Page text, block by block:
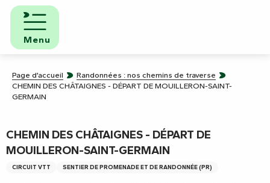
Aller
contenu
principal
Menu
Page d’accueil
Randonnées : nos chemins de traverse
CHEMIN DES CHÂTAIGNES - DÉPART DE MOUILLERON-SAINT-
GERMAIN
CHEMIN DES CHÂTAIGNES - DÉPART DE
MOUILLERON-SAINT-GERMAIN
CIRCUIT VTT SENTIER DE PROMENADE ET DE RANDONNÉE (PR)